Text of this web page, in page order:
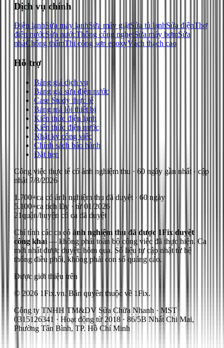
Dịch vụ chính
Điện lạnhSửa máy lạnhSửa máy giặtSửa tủ lạnhSửa điệnThợ
điện nướcSửa nướcThông cống nghẹtSửa máy bơmSửa
nhàChống thấmThi công sơn epoxyVách thạch cao
Hỗ trợ
Bảng giá dịch vụ
Bảng giá sửa điện nước
Case Study thực tế
Bảng mã lỗi thiết bị
Kiến thức điện lạnh
Kiến thức điện nước
Nhật ký công việc
Chính sách bảo hành
Đặt hẹn
Công việc thực tế có ảnh nghiệm thu · 60 ngày gần nhất · cập
nhật 7/8/2026
1.700+ca có ảnh nghiệm thu đã duyệt · 60 ngày
5.100+ca tích lũy · từ 01/2026
21quận/huyện có ca đã duyệt
Chỉ tính các ca có ảnh nghiệm thu đã được 1Fix duyệt
công khai — không phải toàn bộ công việc đã thực hiện. Ca
mới nhất được duyệt: hôm qua. Số liệu tự cập nhật từ hệ
thống điều phối, không phải con số quảng cáo.
Được giới thiệu trên
© 2026 1Fix.vn. Bản quyền thuộc về 1Fix.
Công ty TNHH TM&DV Sửa Chữa Nhanh · MST
0315126341 · Hoạt động từ 2018 · 86/5B Nhất Chi Mai,
Phường Tân Bình, TP. Hồ Chí Minh